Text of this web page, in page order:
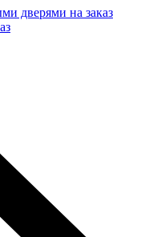
дверями на заказ